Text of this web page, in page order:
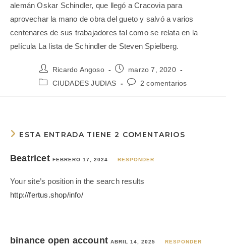
alemán Oskar Schindler, que llegó a Cracovia para
aprovechar la mano de obra del gueto y salvó a varios
centenares de sus trabajadores tal como se relata en la
película La lista de Schindler de Steven Spielberg.
Ricardo Angoso
marzo 7, 2020
CIUDADES JUDIAS
2 comentarios
ESTA ENTRADA TIENE 2 COMENTARIOS
Beatricet FEBRERO 17, 2024 RESPONDER
Your site’s position in the search results
http://fertus.shop/info/
binance open account ABRIL 14, 2025 RESPONDER